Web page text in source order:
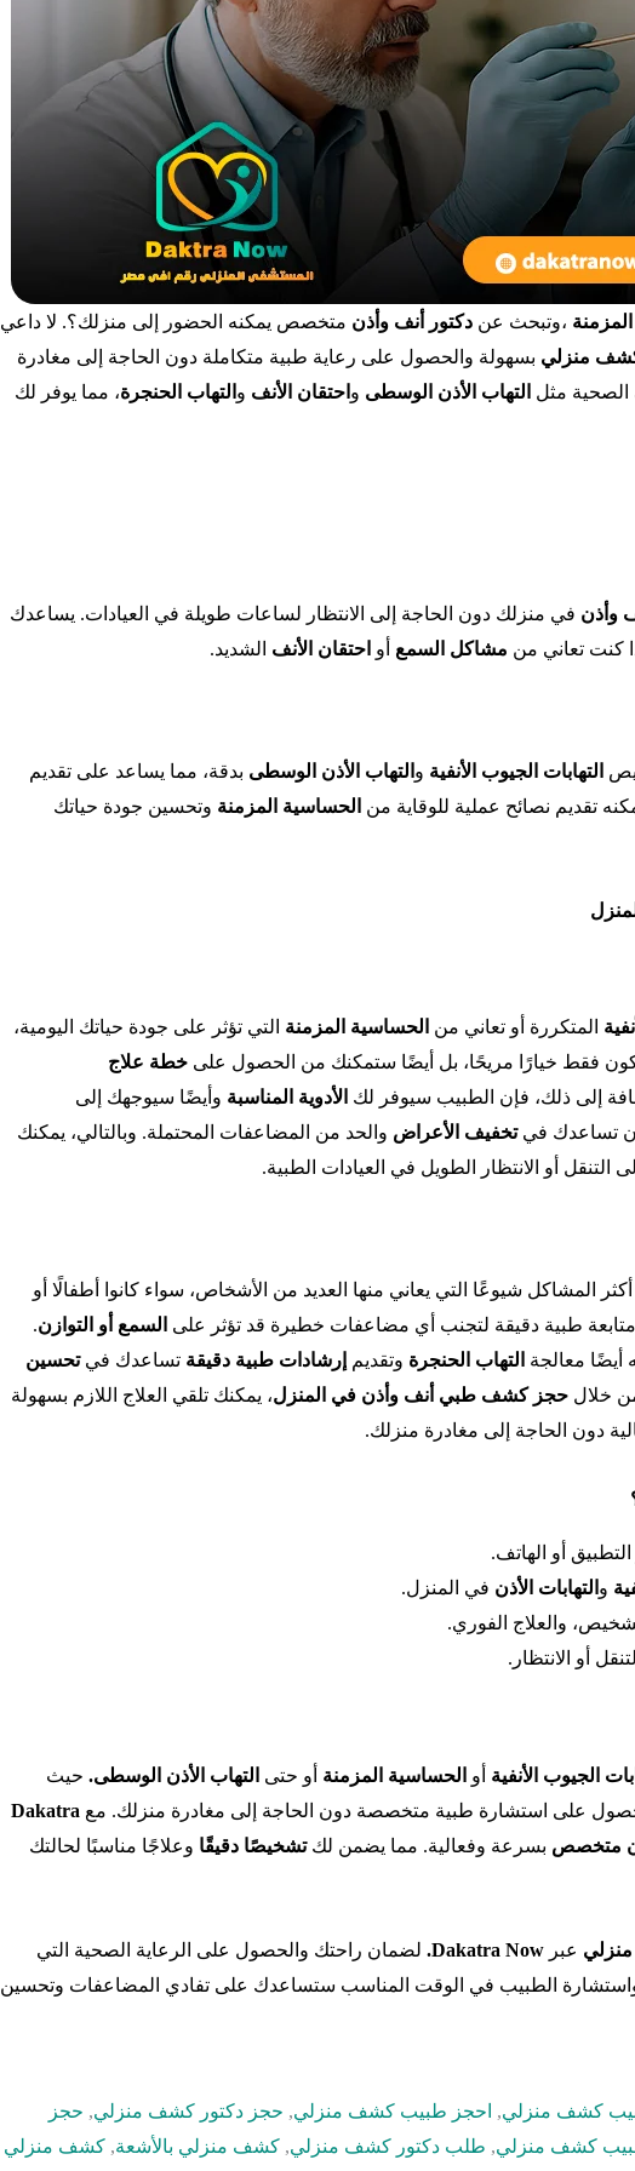
،وتبحث عن دكتور أنف وأذن متخصص يمكنه الحضور إلى منزلك؟. لا داعي
منزلي بسهولة والحصول على رعاية طبية متكاملة دون الحاجة إلى مغادرة
مثل التهاب الأذن الوسطى و احتقان الأنف و التهاب الحنجرة، مما يوفر لك
وأذن في منزلك دون الحاجة إلى الانتظار لساعات طويلة في العيادات. يساعدك
كنت تعاني من مشاكل السمع أو احتقان الأنف الشديد.
التهابات الجيوب الأنفية و التهاب الأذن الوسطى بدقة، مما يساعد على تقديم
تقديم نصائح عملية للوقاية من الحساسية المزمنة وتحسين جودة حياتك
المتكررة أو تعاني من الحساسية المزمنة التي تؤثر على جودة حياتك اليومية،
فقط خيارًا مريحًا، بل أيضًا ستمكنك من الحصول على خطة علاج
إلى ذلك، فإن الطبيب سيوفر لك الأدوية المناسبة وأيضًا سيوجهك إلى
أن تساعدك فيتخفيف الأعراض والحد من المضاعفات المحتملة. وبالتالي، يمكنك
التنقل أو الانتظار الطويل في العيادات الطبية.
المشاكل شيوعًا التي يعاني منها العديد من الأشخاص، سواء كانوا أطفالًا أو
طبية دقيقة لتجنب أي مضاعفات خطيرة قد تؤثر على السمع أو التوازن.
معالجة التهاب الحنجرة وتقديم إرشادات طبية دقيقة تساعدك فيتحسين
خلال حجز كشف طبي أنف وأذن في المنزل، يمكنك تلقي العلاج اللازم بسهولة
دون الحاجة إلى مغادرة منزلك.
أو الهاتف.
و التهابات الأذن في المنزل.
والعلاج الفوري.
أو الانتظار.
الجيوب الأنفية أو الحساسية المزمنة أو حتى التهاب الأذن الوسطى. حيث
على استشارة طبية متخصصة دون الحاجة إلى مغادرة منزلك. مع Dakatra
متخصص بسرعة وفعالية. مما يضمن لكتشخيصًا دقيقًا وعلاجًا مناسبًا لحالتك
عبر Dakatra Now. لضمان راحتك والحصول على الرعاية الصحية التي
الطبيب في الوقت المناسب ستساعدك على تفادي المضاعفات وتحسين
كشف منزلي, احجز طبيب كشف منزلي, حجز دكتور كشف منزلي, حجز
كشف منزلي, طلب دكتور كشف منزلي, كشف منزلي بالأشعة, كشف منزلي